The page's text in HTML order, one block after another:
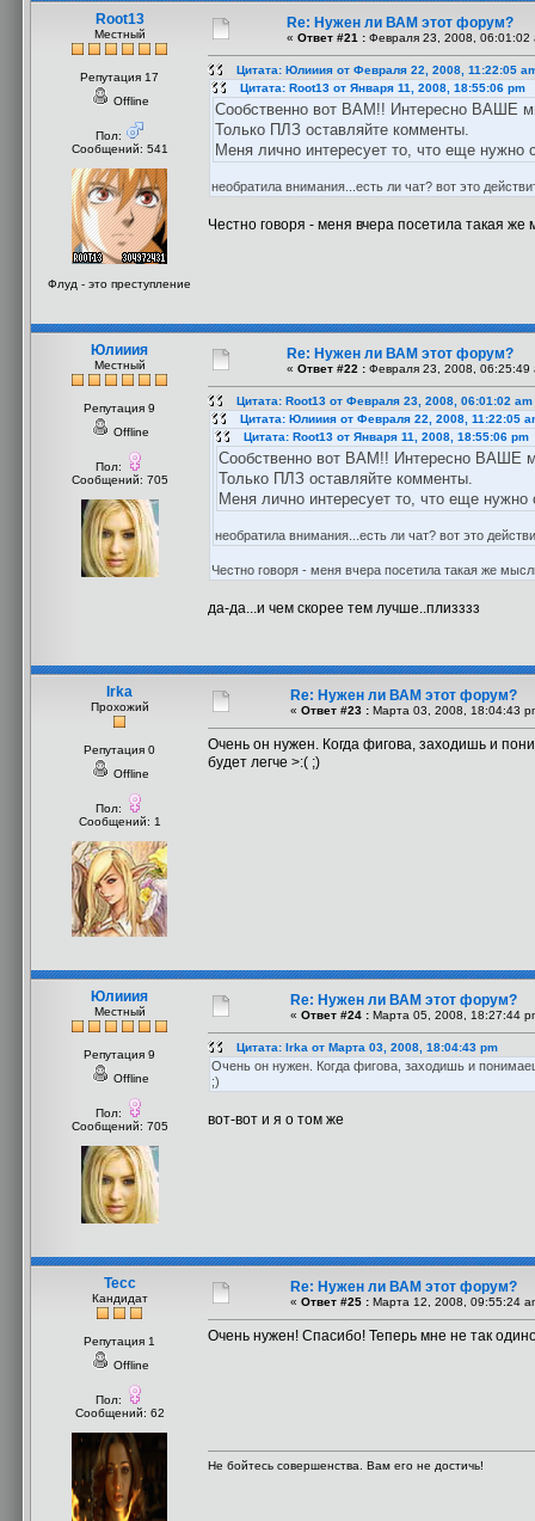
Root13
Местный
Репутация 17
Offline
Пол:
Сообщений: 541
Флуд - это преступление
Re: Нужен ли ВАМ этот форум?
« Ответ #21 : Февраля 23, 2008, 06:01:02
Цитата: Юлииия от Февраля 22, 2008, 11:22:05
Цитата: Root13 от Января 11, 2008, 18:55:06 pm
Сообственно вот ВАМ!! Интересно ВАШЕ
Только ПЛЗ оставляйте комменты.
Меня лично интересует то, что еще
необратила внимания...есть ли чат? вот это
Честно говоря - меня вчера посетила такая
Юлииия
Местный
Репутация 9
Offline
Пол:
Сообщений: 705
Re: Нужен ли ВАМ этот форум?
« Ответ #22 : Февраля 23, 2008, 06:25:49
Цитата: Root13 от Февраля 23, 2008, 06:01:02 am
Цитата: Юлииия от Февраля 22, 2008, 11:22:05
Цитата: Root13 от Января 11, 2008, 18:55:06 pm
Сообственно вот ВАМ!! Интересно ВАШЕ
Только ПЛЗ оставляйте комменты.
Меня лично интересует то, что еще
необратила внимания...есть ли чат? вот это
Честно говоря - меня вчера посетила такая же
да-да...и чем скорее тем лучше..плизззз
Irka
Прохожий
Репутация 0
Offline
Пол:
Сообщений: 1
Re: Нужен ли ВАМ этот форум?
« Ответ #23 : Марта 03, 2008, 18:04:43
Очень он нужен. Когда фигова, заходишь и
будет легче >:( ;)
Юлииия
Местный
Репутация 9
Offline
Пол:
Сообщений: 705
Re: Нужен ли ВАМ этот форум?
« Ответ #24 : Марта 05, 2008, 18:27:44
Цитата: Irka от Марта 03, 2008, 18:04:43 pm
Очень он нужен. Когда фигова, заходишь и
;)
вот-вот и я о том же
Тесс
Кандидат
Репутация 1
Offline
Пол:
Сообщений: 62
Re: Нужен ли ВАМ этот форум?
« Ответ #25 : Марта 12, 2008, 09:55:24
Очень нужен! Спасибо! Теперь мне не так
Не бойтесь совершенства. Вам его не достичь!